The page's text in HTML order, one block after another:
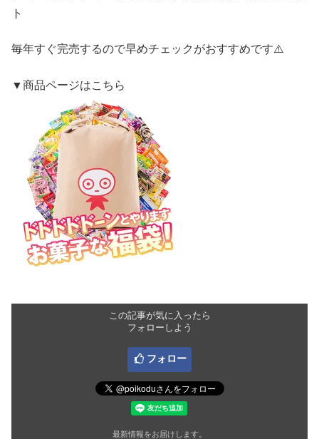
ト
毎年すぐ完売するので早めチェックがおすすめです⚠️
▼商品ページはこちら
この記事が気に入ったら
フォローしよう
フォロー
最新情報をお届けします。